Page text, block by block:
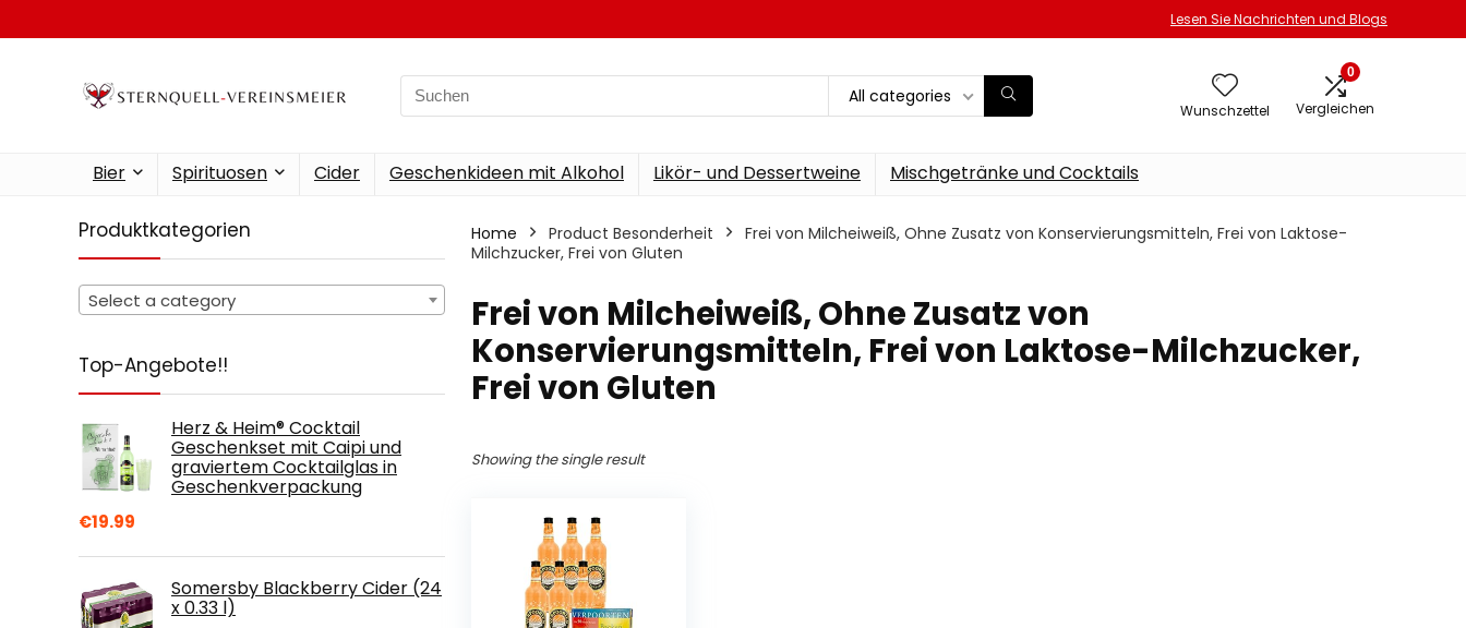
Lesen Sie Nachrichten und Blogs
Search
for:
All categories
Wunschzettel
0
Vergleichen
Bier Spirituosen Cider Geschenkideen mit Alkohol Likör- und Dessertweine Mischgetränke und Cocktails
Produktkategorien
Select a category
Top-Angebote!!
Herz & Heim® Cocktail
Geschenkset mit Caipi und
graviertem Cocktailglas in
Geschenkverpackung
€19.99
Somersby Blackberry Cider (24
x 0.33 l)
Home Product Besonderheit
‎Frei von Milcheiweiß, Ohne Zusatz von Konservierungsmitteln, Frei von Laktose-
Milchzucker, Frei von Gluten
‎Frei von Milcheiweiß, Ohne Zusatz von
Konservierungsmitteln, Frei von Laktose-Milchzucker,
Frei von Gluten
Showing the single result